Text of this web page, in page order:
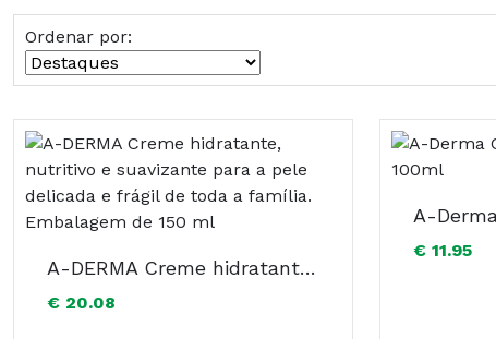
Ordenar por:
A-DERMA Creme hidratante, nutritivo e suavizante para a pele delicada e frágil de toda a família. Embalagem de 150 ml
€ 20.08
€ 11.95